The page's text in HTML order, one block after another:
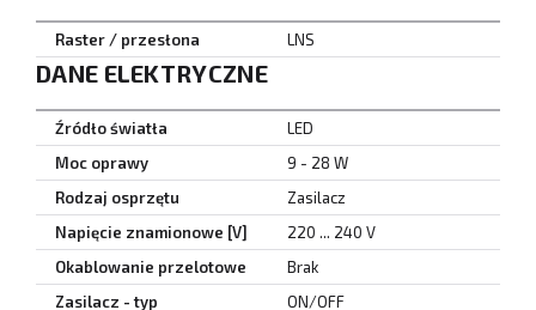
Raster / przesłona LNS
DANE ELEKTRYCZNE
Źródło światła
LED
Moc oprawy
9 - 28 W
Rodzaj osprzętu
Zasilacz
Napięcie znamionowe [V]
220 ... 240 V
Okablowanie przelotowe
Brak
Zasilacz - typ
ON/OFF